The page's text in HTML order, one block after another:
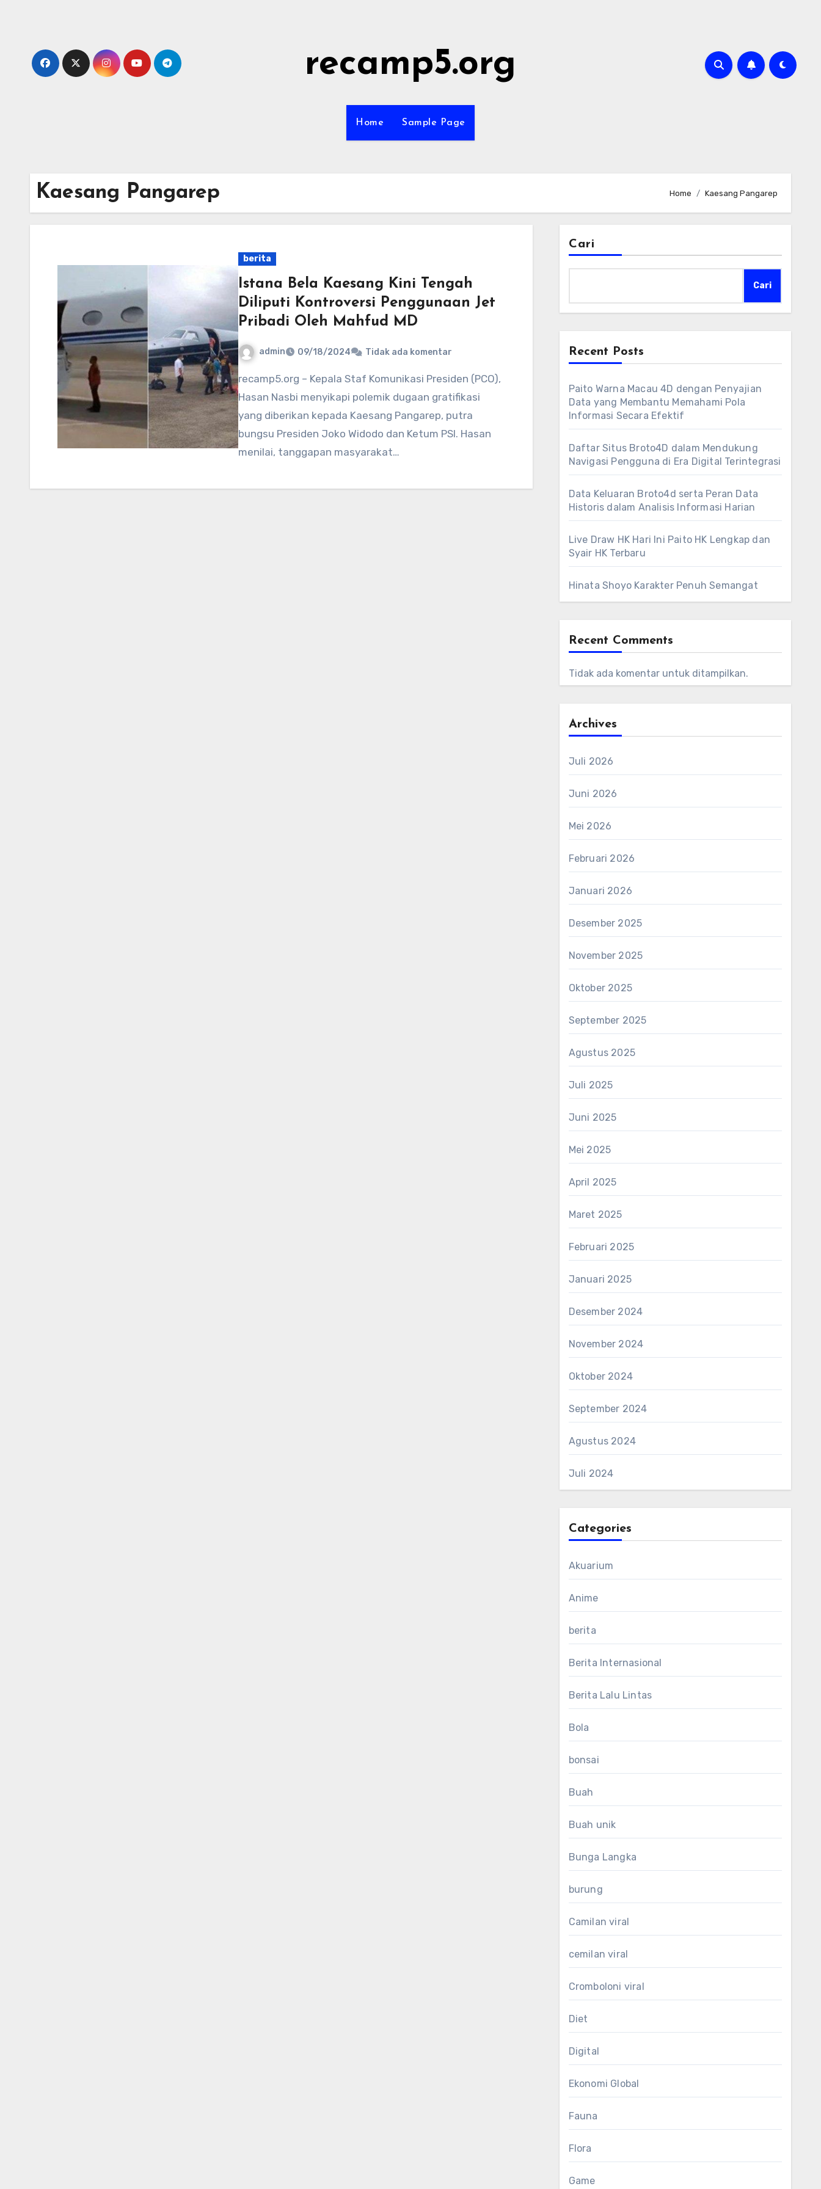
recamp5.org
Home Sample Page
Kaesang Pangarep Home Kaesang Pangarep
berita
Istana Bela Kaesang Kini Tengah
Diliputi Kontroversi Penggunaan Jet
Pribadi Oleh Mahfud MD
admin 09/18/2024 Tidak ada komentar
recamp5.org – Kepala Staf Komunikasi Presiden (PCO),
Hasan Nasbi menyikapi polemik dugaan gratifikasi
yang diberikan kepada Kaesang Pangarep, putra
bungsu Presiden Joko Widodo dan Ketum PSI. Hasan
menilai, tanggapan masyarakat…
Cari
Cari
Recent Posts
Paito Warna Macau 4D dengan Penyajian
Data yang Membantu Memahami Pola
Informasi Secara Efektif
Daftar Situs Broto4D dalam Mendukung
Navigasi Pengguna di Era Digital Terintegrasi
Data Keluaran Broto4d serta Peran Data
Historis dalam Analisis Informasi Harian
Live Draw HK Hari Ini Paito HK Lengkap dan
Syair HK Terbaru
Hinata Shoyo Karakter Penuh Semangat
Recent Comments
Tidak ada komentar untuk ditampilkan.
Archives
Juli 2026
Juni 2026
Mei 2026
Februari 2026
Januari 2026
Desember 2025
November 2025
Oktober 2025
September 2025
Agustus 2025
Juli 2025
Juni 2025
Mei 2025
April 2025
Maret 2025
Februari 2025
Januari 2025
Desember 2024
November 2024
Oktober 2024
September 2024
Agustus 2024
Juli 2024
Categories
Akuarium
Anime
berita
Berita Internasional
Berita Lalu Lintas
Bola
bonsai
Buah
Buah unik
Bunga Langka
burung
Camilan viral
cemilan viral
Cromboloni viral
Diet
Digital
Ekonomi Global
Fauna
Flora
Game